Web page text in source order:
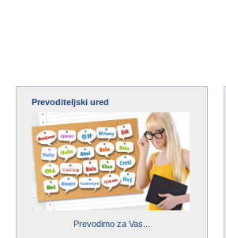
Prevoditeljski ured
Prevodimo za Vas...